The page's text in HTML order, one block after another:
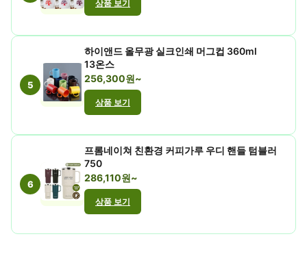
상품 보기
5
하이앤드 올무광 실크인쇄 머그컵 360ml
13온스
256,300원~
상품 보기
6
프롬네이쳐 친환경 커피가루 우디 핸들 텀블러
750
286,110원~
상품 보기